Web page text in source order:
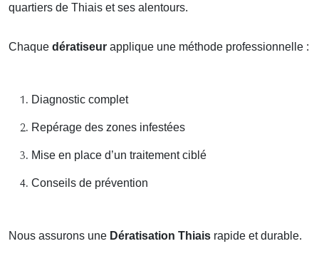
quartiers de Thiais et ses alentours.
Chaque dératiseur applique une méthode professionnelle :
Diagnostic complet
Repérage des zones infestées
Mise en place d’un traitement ciblé
Conseils de prévention
Nous assurons une Dératisation Thiais rapide et durable.